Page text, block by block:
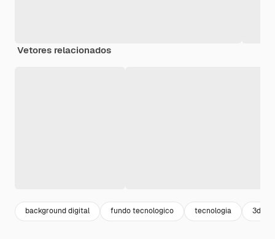
Vetores relacionados
background digital fundo tecnologico tecnologia 3d